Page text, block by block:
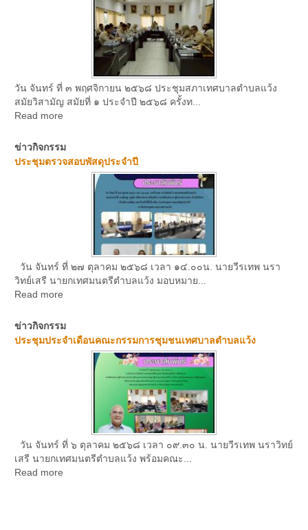
วัน จันทร์ ที่ ๓ พฤศจิกายน ๒๕๖๘ ประชุมสภาเทศบาลตำบลแว้ง
สมัยวิสามัญ สมัยที่ ๑ ประจำปี ๒๕๖๘ ครั้งท...
Read more
ข่าวกิจกรรม
ประชุมตรวจสอบพัสดุประจำปี
วัน จันทร์ ที่ ๒๗ ตุลาคม ๒๕๖๘ เวลา ๑๔.๐๐น. นายวีรเทพ นรา
วิทย์เสรี นายกเทศมนตรีตำบลแว้ง มอบหมาย...
Read more
ข่าวกิจกรรม
ประชุมประจำเดือนคณะกรรมการชุมชนเทศบาลตำบลแว้ง
วัน จันทร์ ที่ ๖ ตุลาคม ๒๕๖๘ เวลา ๐๙.๓๐ น. นายวีรเทพ นราวิทย์
เสรี นายกเทศมนตรีตำบลแว้ง พร้อมคณะ...
Read more